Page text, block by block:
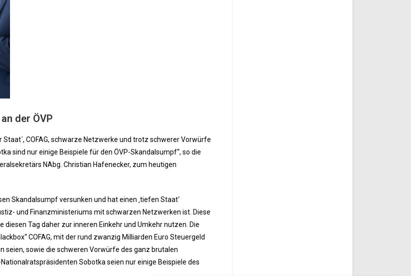
der ÖVP
Staat´, COFAG, schwarze Netzwerke und trotz schwerer Vorwürfe
sind nur einige Beispiele für den ÖVP-Skandalsumpf“, so die
NAbg. Christian Hafenecker, zum heutigen
Skandalsumpf versunken und hat einen ‚tiefen Staat‘
und Finanzministeriums mit schwarzen Netzwerken ist. Diese
Tag daher zur inneren Einkehr und Umkehr nutzen. Die
COFAG, mit der rund zwanzig Milliarden Euro Steuergeld
seien, sowie die schweren Vorwürfe des ganz brutalen
Sobotka seien nur einige Beispiele des